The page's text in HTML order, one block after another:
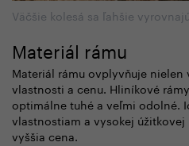
Väčšie kolesá sa ľahšie
Materiál rámu
Materiál rámu ovplyvňuje nielen
vlastnosti a cenu. Hliníkové
optimálne tuhé a veľmi odolné.
vlastnostiam a vysokej
vyššia cena.